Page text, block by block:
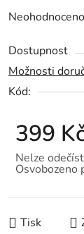
Průměrné
produktu
je
0,0
hvězdiček.
Neohodnoceno
Dostupnost
Možnosti
Kód:
399
Nelze
Osvobozeno
Tisk